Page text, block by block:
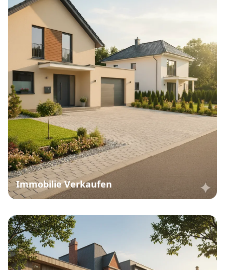
Immobilie Verkaufen